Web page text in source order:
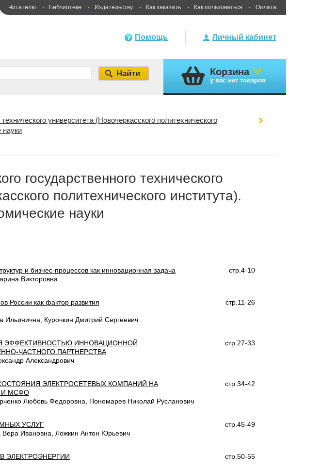
Читателю Библиотеке Издательству Как заказать Как пользоваться Оплата
Личный кабинет
Помощь
Корзина
у вас нет товаров
университета (Новочеркасского политехнического
науки
государственного технического
политехнического института).
науки
и бизнес-процессов как инновационная задача
стр.4-10
Викторовна
России как фактор развития
стр.11-26
Ильинична, Курочкин Дмитрий Сергеевич
ЭФФЕКТИВНОСТЬЮ ИННОВАЦИОННОЙ
ЧАСТНОГО ПАРТНЕРСТВА
стр.27-33
Александрович
ЭЛЕКТРОСЕТЕВЫХ КОМПАНИЙ НА
И МСФО
стр.34-42
Любовь Федоровна, Пономарев Николай Русланович
УСЛУГ
стр.45-49
Ивановна, Ложкин Антон Юрьевич
ЭЛЕКТРОЭНЕРГИИ
стр.50-55